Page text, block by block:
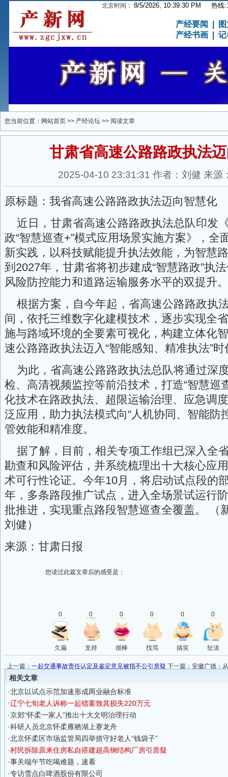
北京时间： 8/5/2026, 10:39:30 PM 热线
产经要闻
产经书画
记
您当前位置： 网站首页 >> 产经论坛 >> 阅读文章
甘肃省高速公路路政执法
2025-04-10 23:31:31 作者：刘健 来
原标题：我省高速公路路政执法迈向智慧化
近日，甘肃省高速公路路政执法总队印发
政“智慧巡查+”模式应用场景实施方案》，全
新实践，以科技赋能提升执法效能，为智慧
到2027年，甘肃省将初步建成“智慧路政”执
风险防控能力和道路运输服务水平的双提升。
根据方案，自今年起，省高速公路路政执
间，依托三维数字化建模技术，逐步实现全
施与路域环境的全要素可视化，构建立体化
速公路路政执法迈入“智能感知、精准执法”时
为此，省高速公路路政执法总队将通过深
检、高清视频监控等前沿技术，打造“智慧巡
化技术在路政执法、超限运输治理、应急调
泛应用，助力执法模式向“人机协同、智能防
管效能和精准度。
据了解，目前，相关专项工作组已深入全
勘查和风险评估，并系统梳理出十大核心应
术可行性论证。今年10月，将启动试点段的
年，多条路段推广试点，进入全场景试运行
批推进，实现重点路段智慧巡查全覆盖。 （
刘健）
来源：甘肃日报
您读过此篇文章后的感受是：
0 0 0 0 0 0
欠扁 支持 很棒 找骂 搞笑 扯淡
上一篇： 一起交通事故责任认定及鉴定意见被指不公引质疑 下一篇： 安徽广德：
相关文章
·北京以试点示范加速形成两业融合标准
·辽宁七旬老人诉称一起错案致其损失220万元
·京郊“怀柔一家人”推出十大文明治理行动
·科研人员北京怀柔雁栖湖上赛龙舟
·北京怀柔区市场监管局四举措守好老人“钱袋子”
·村民拆除原来住房私自搭建超高钢结构厂房引质疑
·事关端午节吃喝难题，速看
·专访雪点白啤酒股份有限公司